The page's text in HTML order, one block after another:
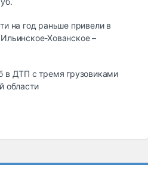
на год раньше привели в
Хованское –
в ДТП с тремя грузовиками
области